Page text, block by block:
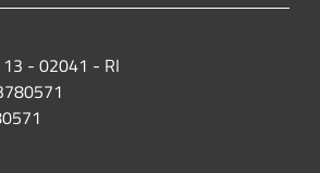
13 - 02041 - RI